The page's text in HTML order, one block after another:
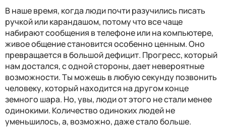
В наше время, когда люди почти разучились писать
ручкой или карандашом, потому что все чаще
набирают сообщения в телефоне или на компьютере,
живое общение становится особенно ценным. Оно
превращается в большой дефицит. Прогресс, который
нам достался, с одной стороны, дает невероятные
возможности. Ты можешь в любую секунду позвонить
человеку, который находится на другом конце
земного шара. Но, увы, люди от этого не стали менее
одинокими. Количество одиноких людей не
уменьшилось, а, возможно, даже стало больше.